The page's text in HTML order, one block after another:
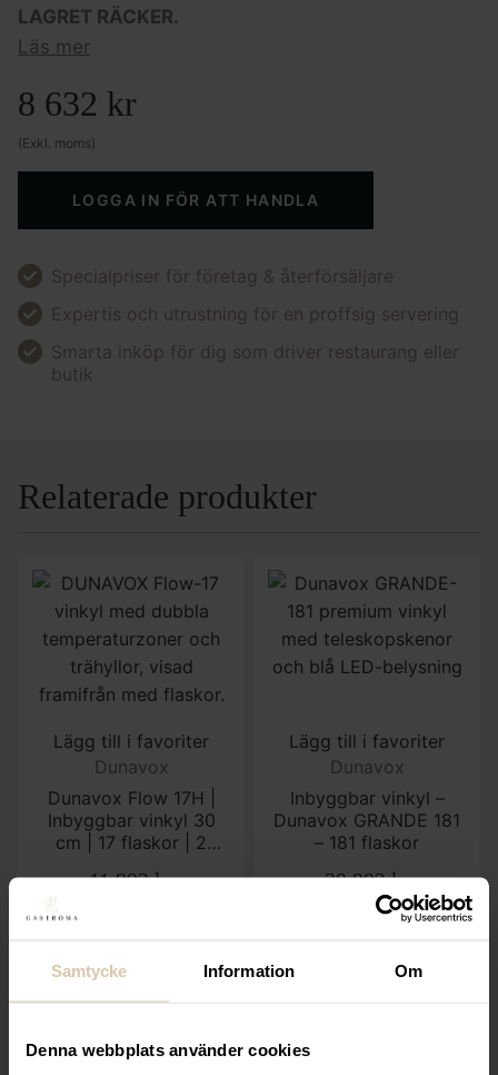
Samtycke Information Om
Denna webbplats använder cookies
LAGRET RÄCKER.
Läs mer
8 632 kr
(Exkl. moms)
LOGGA IN FÖR ATT HANDLA
Specialpriser för företag & återförsäljare
Expertis och utrustning för en proffsig servering
Smarta inköp för dig som driver restaurang eller
butik
Relaterade produkter
Lägg till i favoriter
Dunavox
Dunavox Flow 17H |
Inbyggbar vinkyl 30
cm | 17 flaskor | 2
11 992kr
Lägg till i favoriter
Dunavox
Inbyggbar vinkyl –
Dunavox GRANDE 181
– 181 flaskor
39 992kr
(Exkl. moms)